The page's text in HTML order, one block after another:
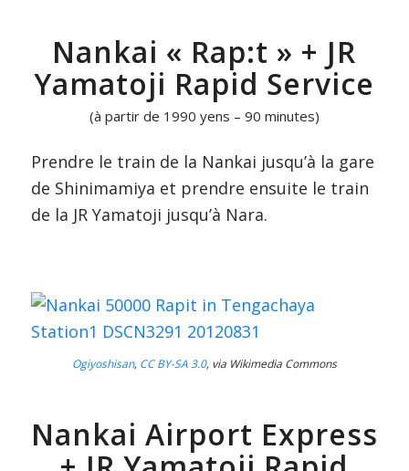
Nankai « Rap:t » + JR
Yamatoji Rapid Service
(à partir de 1990 yens – 90 minutes)
Prendre le train de la Nankai jusqu’à la gare
de Shinimamiya et prendre ensuite le train
de la JR Yamatoji jusqu’à Nara.
Ogiyoshisan, CC BY-SA 3.0, via Wikimedia Commons
Nankai Airport Express